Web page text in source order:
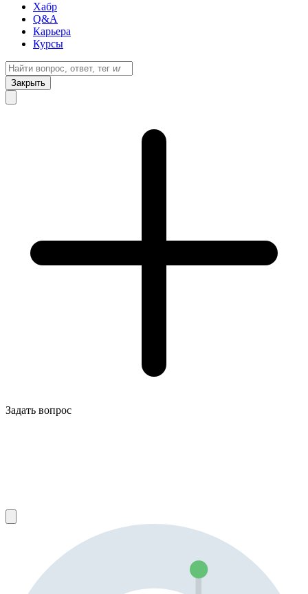
Хабр
Q&A
Карьера
Курсы
Закрыть
Задать вопрос